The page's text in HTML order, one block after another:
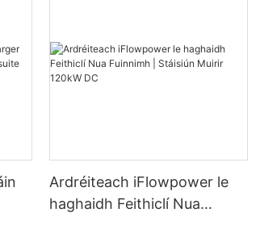
Ardréiteach iFlowpower le
haghaidh Feithiclí Nua